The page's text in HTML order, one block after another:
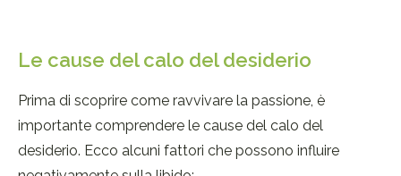
Le cause del calo del desiderio
Prima di scoprire come ravvivare la passione, è
importante comprendere le cause del calo del
desiderio. Ecco alcuni fattori che possono influire